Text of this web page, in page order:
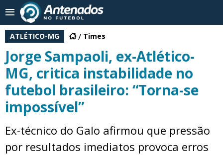
ATLÉTICO-MG Times
Jorge Sampaoli, ex-Atlético-
MG, critica instabilidade no
futebol brasileiro: “Torna-se
impossível”
Ex-técnico do Galo afirmou que pressão
por resultados imediatos provoca erros